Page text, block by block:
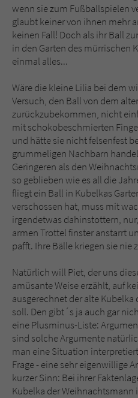
wenn sie zum Fußballspielen
glaubt keiner von ihnen mehr
keinen Fall! Doch als ihr Ball
in den Garten des mürrischen
einmal alles...
Wäre die kleine Lilia bei dem
Versuch, den Ball von dem
zurückzubekommen, nicht
mit schokobeschmierten
und hätte sie nicht felsenfest
grummeligen Nachbarn
Geringeren als den
so geblieben wie es all die
fliegt ein Ball in Kubelkas
verschossen hat, muss mit
irgendetwas dahinstottern,
armen Trottel finster anstarrt
pafft. Ihre Bälle kriegen sie nie
Natürlich will Piet, der uns
amüsante Weise erzählt, auf
ausgerechnet der alte
soll. Den gibt´s ja auch gar
eine Plusminus-Liste:
sind solche Argumente
man eine Situation
Frage - eine sehr eigenwillige
kurzer Sinn: Bei ihrer
Kubelka der Weihnachtsmann
überprüfen.